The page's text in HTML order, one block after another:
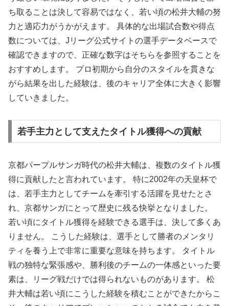
ち取ることは決して容易ではなく、若い頃の松井大輔の努
力と適応力がうかがえます。 具体的な出場試合数や得点
数については、Jリーグ公式サイトの選手データベースで
確認できますので、正確な数字はそちらを参照することを
おすすめします。 プロ初期から自分のスタイルを貫きな
がら結果を出した経験は、後のキャリア全体に大きく影響
していきました。
若手主力として支えたタイトル獲得への貢献
京都パープルサンガ時代の松井大輔は、複数のタイトル獲
得に貢献したと言われています。 特に2002年の天皇杯で
は、若手主力としてチームを牽引する活躍を見せたとさ
れ、京都サンガにとって歴史に残る快挙となりました。
若い頃にタイトル獲得を経験できる選手は、決して多くあ
りません。 こうした経験は、選手として勝者のメンタリ
ティを養う上で非常に重要な意味を持ちます。 タイトル
戦の独特な緊張感や、勝利後のチームの一体感といった要
素は、リーグ戦だけでは得られないものがあります。 松
井大輔は若い頃にこうした経験を積むことができたからこ